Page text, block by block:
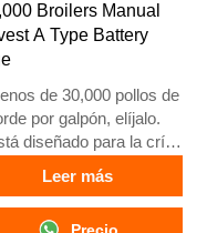
Broilers Manual
A Type Battery
de 30,000 pollos de
por galpón, elíjalo.
diseñado para la cría
de engorde de 1 a
de edad, listos para el
Leer más